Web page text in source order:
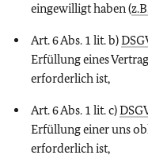
eingewilligt haben (
Art. 6 Abs. 1 lit. b)
Erfüllung eines
erforderlich ist,
Art. 6 Abs. 1 lit. c)
Erfüllung einer uns
erforderlich ist,